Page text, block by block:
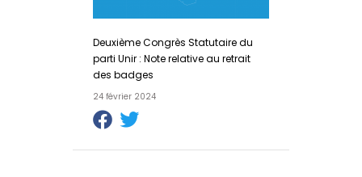
Deuxième Congrès Statutaire du
parti Unir : Note relative au retrait
des badges
24 février 2024